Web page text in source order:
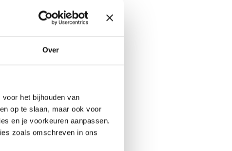
Over
het bijhouden van
op te slaan, maar ook voor
en je voorkeuren aanpassen.
zoals omschreven in ons
ervaring hebt.
Maar daar is het